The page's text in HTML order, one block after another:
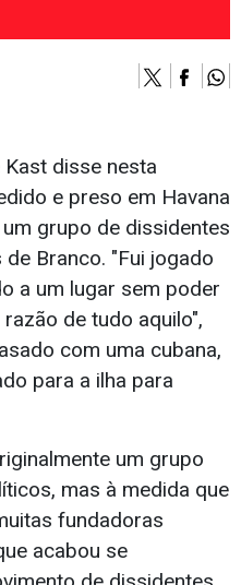
disse nesta
e preso em Havana
grupo de dissidentes
Branco. "Fui jogado
a um lugar sem poder
de tudo aquilo",
com uma cubana,
para a ilha para
um grupo
mas à medida que
fundadoras
acabou se